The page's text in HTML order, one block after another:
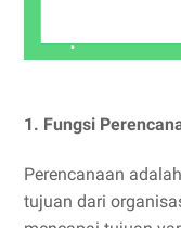
1. Fungsi
Perencanaan
tujuan dari